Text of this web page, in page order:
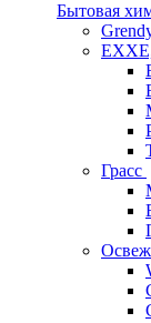
Бытовая
Грасс